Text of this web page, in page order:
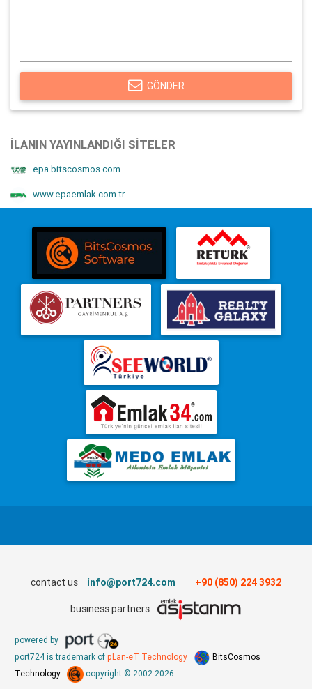
GÖNDER
İLANIN YAYINLANDIĞI SITELER
epa.bitscosmos.com
www.epaemlak.com.tr
contact us info@port724.com +90 (850) 224 3932
business partners
powered by
port724 is trademark of pLan-eT Technology
BitsCosmos
Technology
copyright © 2002-2026